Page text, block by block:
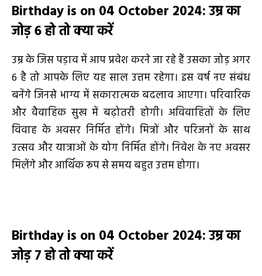
Birthday is on 04 October 2024:उम्र का
जोड़6हो तो क्या करें
उम्र के जिस पड़ाव में आप प्रवेश करने जा रहे हैं उसका जोड़ अगर
6 है तो आपके लिए यह साल उत्तम रहेगा। इस वर्ष नए संबंध
बनेंगे जिनसे भाग्य में सकारात्मक बदलाव आएगा। परिवारिक
और वैवाहिक सुख में बढ़ोतरी होगी। अविवाहितों के लिए
विवाह के अवसर निर्मित होंगे। मित्रों और परिजनों के साथ
उत्सव और यात्राओं के योग निर्मित होंगे। निवेश के नए अवसर
मिलेंगे और आर्थिक रूप से समय बहुत उत्तम होगा।
Birthday is on 04 October 2024:उम्र का
जोड़7हो तोक्या करें